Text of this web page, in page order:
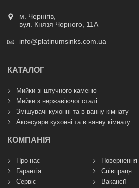
м. Чернігів,
вул. Князя Чорного, 11А
info@platinumsinks.com.ua
КАТАЛОГ
Мийки зі штучного каменю
Мийки з нержавіючої сталі
Змішувачі кухонні та в ванну кімнату
Аксесуари кухонні та в ванну кімнату
КОМПАНІЯ
Про нас
Гарантія
Сервіс
Повернення
Співпраця
Вакансії